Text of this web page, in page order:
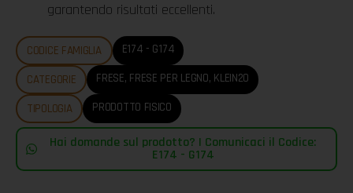
garantendo risultati eccellenti.
CODICE FAMIGLIA E174 - G174
CATEGORIE FRESE, FRESE PER LEGNO, KLEIN20
TIPOLOGIA PRODOTTO FISICO
Hai domande sul prodotto? | Comunicaci il Codice:
E174 - G174